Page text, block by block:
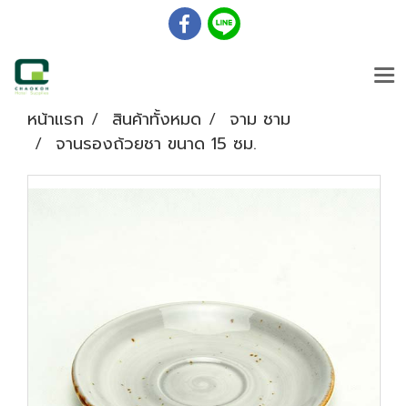
หน้าแรก สินค้าทั้งหมด
จาม ชาม
จานรองถ้วยชา ขนาด 15 ซม.